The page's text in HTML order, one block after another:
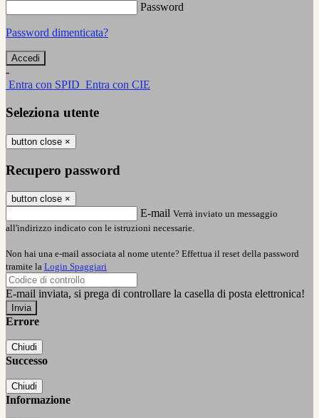
Password
Password dimenticata?
-
Entra con SPID Entra con CIE
Seleziona utente
button close ×
Recupero password
button close ×
E-mail Verrà inviato un messaggio
all'indirizzo indicato con le istruzioni necessarie.
Non hai una e-mail associata al nome utente? Effettua il reset della password
tramite la Login Spaggiari
E-mail inviata, si prega di controllare la casella di posta elettronica!
Errore
Chiudi
Successo
Chiudi
Informazione